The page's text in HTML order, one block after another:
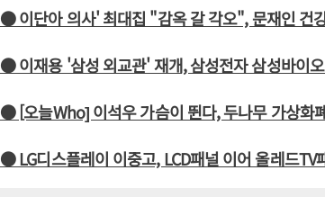
● 이단아 의사' 최대집 "감옥 갈 각오", 문재인 건
● 이재용 '삼성 외교관' 재개, 삼성전자 삼성바이
● [오늘Who] 이석우 가슴이 뛴다, 두나무 가상화
● LG디스플레이 이중고, LCD패널 이어 올레드TV